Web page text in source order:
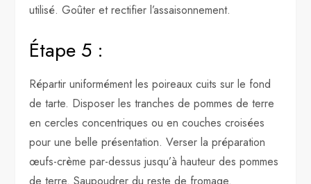
utilisé. Goûter et rectifier l’assaisonnement.
Étape 5 :
Répartir uniformément les poireaux cuits sur le fond
de tarte. Disposer les tranches de pommes de terre
en cercles concentriques ou en couches croisées
pour une belle présentation. Verser la préparation
œufs-crème par-dessus jusqu’à hauteur des pommes